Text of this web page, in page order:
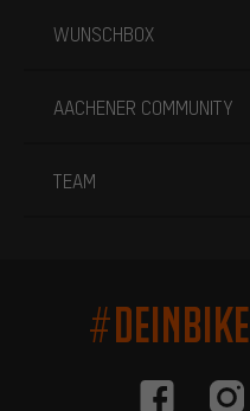
WUNSCHBOX
AACHENER COMMUNITY
TEAM